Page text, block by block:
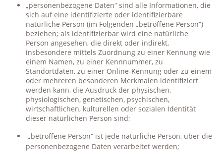
„personenbezogene Daten“ sind alle Informationen, die
sich auf eine identifizierte oder identifizierbare
natürliche Person (im Folgenden „betroffene Person“)
beziehen; als identifizierbar wird eine natürliche
Person angesehen, die direkt oder indirekt,
insbesondere mittels Zuordnung zu einer Kennung wie
einem Namen, zu einer Kennnummer, zu
Standortdaten, zu einer Online-Kennung oder zu einem
oder mehreren besonderen Merkmalen identifiziert
werden kann, die Ausdruck der physischen,
physiologischen, genetischen, psychischen,
wirtschaftlichen, kulturellen oder sozialen Identität
dieser natürlichen Person sind;
„betroffene Person“ ist jede natürliche Person, über die
personenbezogene Daten verarbeitet werden;